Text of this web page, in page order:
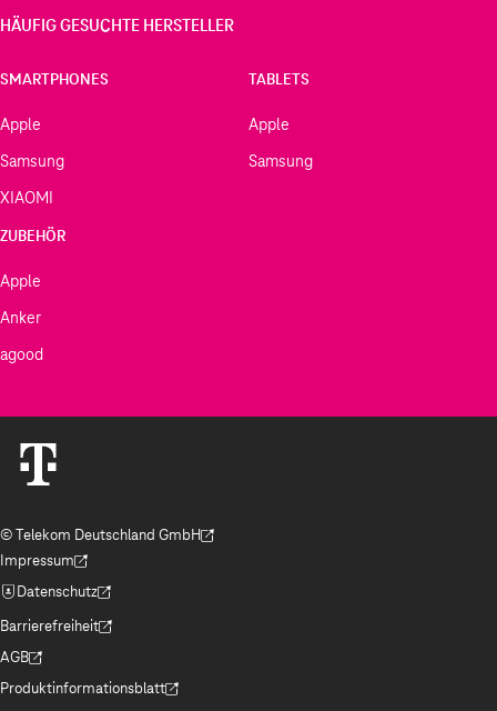
HÄUFIG GESUCHTE HERSTELLER
SMARTPHONES
Apple
Samsung
XIAOMI
TABLETS
Apple
Samsung
ZUBEHÖR
Apple
Anker
agood
© Telekom Deutschland GmbH
(Der Link wird in einem neuen Tab geöffnet)
Impressum
(Der Link wird in einem neuen Tab geöffnet)
Datenschutz
(Der Link wird in einem neuen Tab geöffnet)
Barrierefreiheit
(Der Link wird in einem neuen Tab geöffnet)
AGB
(Der Link wird in einem neuen Tab geöffnet)
Produktinformationsblatt
(Der Link wird in einem neuen Tab geöffnet)